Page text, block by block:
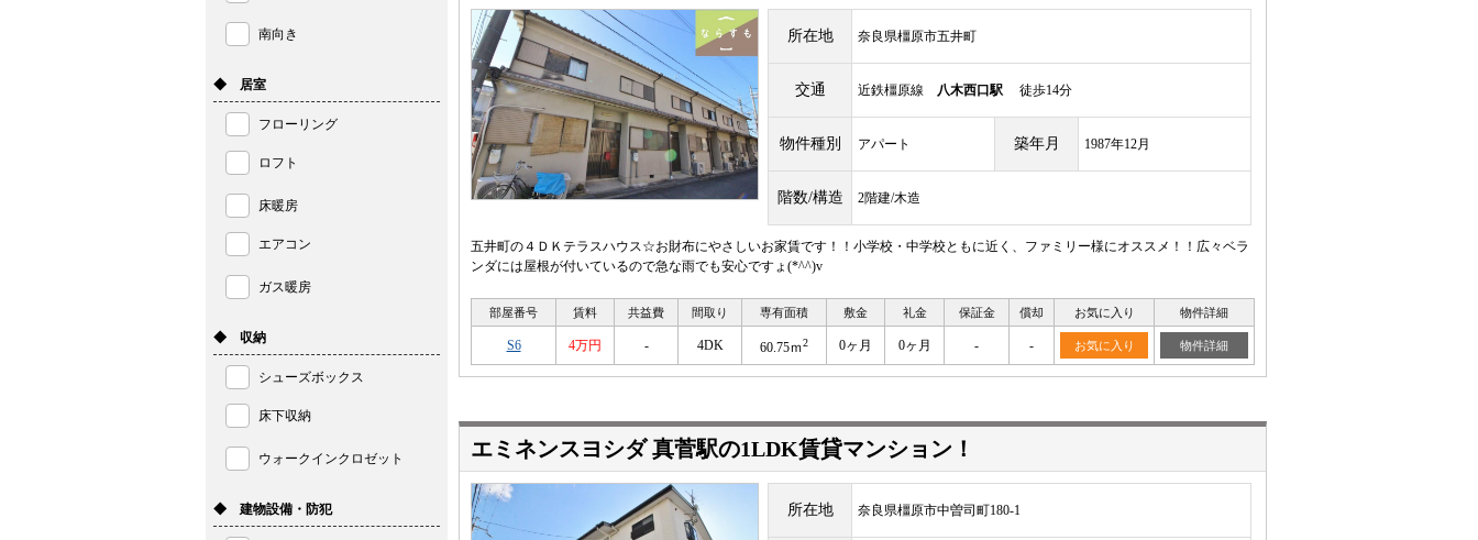
所在地 奈良県橿原市五井町
交通 近鉄橿原線 八木西口駅 徒歩14分
物件種別 アパート 築年月 1987年12月
階数/構造 2階建/木造
五井町の４ＤＫテラスハウス☆お財布にやさしいお家賃です！！小学校・中学校ともに近く、ファミリー様にオススメ！！広々ベラ
ンダには屋根が付いているので急な雨でも安心ですょ(*^^)v
部屋番号 賃料 共益費 間取り 専有面積 敷金 礼金 保証金 償却 お気に入り 物件詳細
S6 4万円 - 4DK 60.75ｍ2 0ヶ月 0ヶ月 - - お気に入り 物件詳細
エミネンスヨシダ 真菅駅の1LDK賃貸マンション！
所在地 奈良県橿原市中曽司町180-1
南向き
◆ 居室
フローリング
ロフト
床暖房
エアコン
ガス暖房
◆ 収納
シューズボックス
床下収納
ウォークインクロゼット
◆ 建物設備・防犯